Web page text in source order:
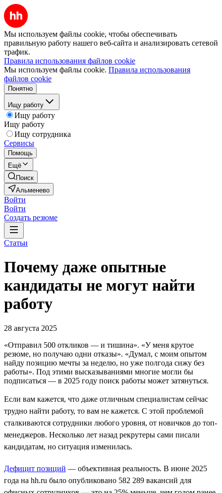
Мы используем файлы cookie, чтобы обеспечивать
правильную работу нашего веб-сайта и анализировать сетевой
трафик.
Правила использования файлов cookie
Мы используем файлы cookie. Правила использования
файлов cookie
Понятно
Ищу работу
Ищу работу
Ищу работу
Ищу сотрудника
Сервисы
Помощь
Ещё
Поиск
Альменево
Войти
Войти
Создать резюме
Статьи
Почему даже опытные
кандидаты не могут найти
работу
28 августа 2025
«Отправил 500 откликов ― и тишина». «У меня крутое
резюме, но получаю одни отказы». «Думал, с моим опытом
найду позицию мечты за неделю, но уже полгода сижу без
работы». Под этими высказываниями многие могли бы
подписаться ― в 2025 году поиск работы может затянуться.
Если вам кажется, что даже отличным специалистам сейчас
трудно найти работу, то вам не кажется. C этой проблемой
сталкиваются сотрудники любого уровня, от новичков до топ-
менеджеров. Несколько лет назад рекрутеры сами писали
кандидатам, но ситуация изменилась.
Дефицит позиций ― объективная реальность. В июне 2025
года на hh.ru было опубликовано 582 289 вакансий для